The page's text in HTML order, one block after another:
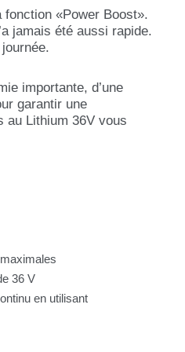
«Power Boost».
jamais été aussi rapide.
importante, d’une
garantir une
au Lithium 36V vous
36 V
en utilisant